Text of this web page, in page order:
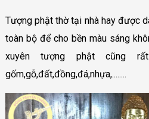
Tượng phật thờ tại nhà hay được
toàn bộ để cho bền màu sáng
xuyên tượng phật cũng
gốm,gỗ,đất,đồng,đá,nhựa,........